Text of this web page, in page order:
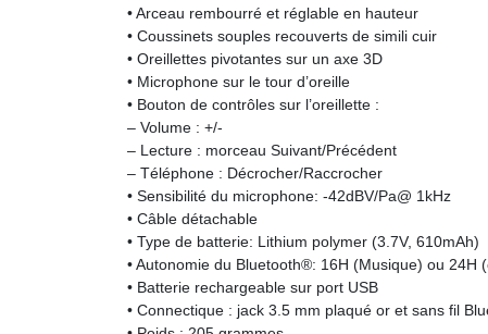
• Arceau rembourré et réglable en hauteur
• Coussinets souples recouverts de simili cuir
• Oreillettes pivotantes sur un axe 3D
• Microphone sur le tour d’oreille
• Bouton de contrôles sur l’oreillette :
– Volume : +/-
– Lecture : morceau Suivant/Précédent
– Téléphone : Décrocher/Raccrocher
• Sensibilité du microphone: -42dBV/Pa@ 1kHz
• Câble détachable
• Type de batterie: Lithium polymer (3.7V, 610mAh)
• Autonomie du Bluetooth®: 16H (Musique) ou 24H
• Batterie rechargeable sur port USB
• Connectique : jack 3.5 mm plaqué or et sans fil